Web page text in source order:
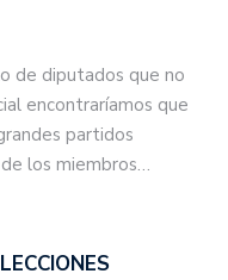
de diputados que no
encontraríamos que
partidos
los miembros…